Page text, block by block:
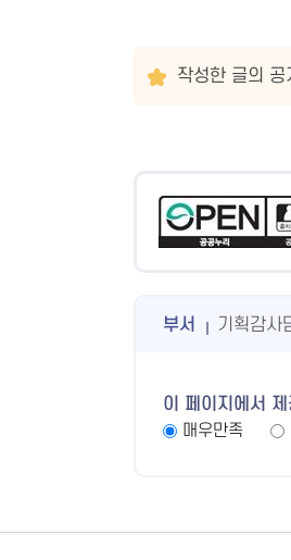
작성한 글의
부서 기획감사
이 페이지에서
매우만족